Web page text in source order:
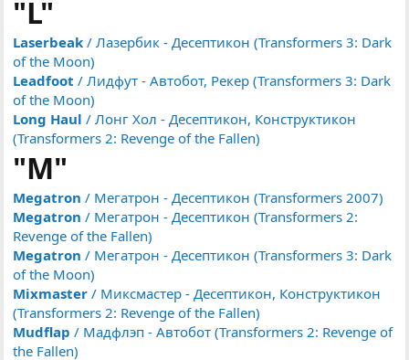
"L"
Laserbeak / Лазербик - Десептикон (Transformers 3: Dark
of the Moon)
Leadfoot / Лидфут - Автобот, Рекер (Transformers 3: Dark
of the Moon)
Long Haul / Лонг Хол - Десептикон, Конструктикон
(Transformers 2: Revenge of the Fallen)
"M"
Megatron / Мегатрон - Десептикон (Transformers 2007)
Megatron / Мегатрон - Десептикон (Transformers 2:
Revenge of the Fallen)
Megatron / Мегатрон - Десептикон (Transformers 3: Dark
of the Moon)
Mixmaster / Миксмастер - Десептикон, Конструктикон
(Transformers 2: Revenge of the Fallen)
Mudflap / Мадфлэп - Автобот (Transformers 2: Revenge of
the Fallen)